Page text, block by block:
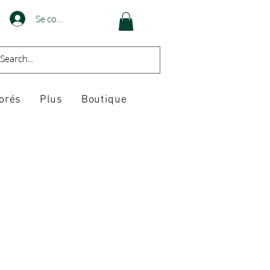
Se connecter
Plus Boutique